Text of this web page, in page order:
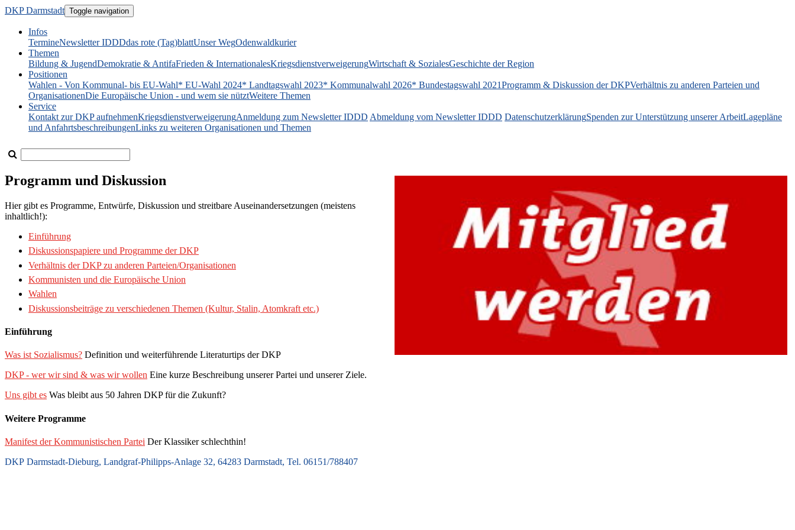
DKP Darmstadt Toggle navigation
Infos
TermineNewsletter IDDDdas rote (Tag)blattUnser WegOdenwaldkurier
Themen
Bildung & JugendDemokratie & AntifaFrieden & InternationalesKriegsdienstverweigerungWirtschaft & SozialesGeschichte der Region
Positionen
Wahlen - Von Kommunal- bis EU-Wahl* EU-Wahl 2024* Landtagswahl 2023* Kommunalwahl 2026* Bundestagswahl 2021Programm & Diskussion der DKPVerhältnis zu anderen Parteien und
OrganisationenDie Europäische Union - und wem sie nütztWeitere Themen
Service
Kontakt zur DKP aufnehmenKriegsdienstverweigerungAnmeldung zum Newsletter IDDD Abmeldung vom Newsletter IDDD DatenschutzerklärungSpenden zur Unterstützung unserer ArbeitLagepläne
und AnfahrtsbeschreibungenLinks zu weiteren Organisationen und Themen
Programm und Diskussion
Hier gibt es Programme, Entwürfe, Diskussion und streitbare Auseinandersetzungen (meistens
inhaltlich!):
Einführung
Diskussionspapiere und Programme der DKP
Verhältnis der DKP zu anderen Parteien/Organisationen
Kommunisten und die Europäische Union
Wahlen
Diskussionsbeiträge zu verschiedenen Themen (Kultur, Stalin, Atomkraft etc.)
Einführung
Was ist Sozialismus? Definition und weiterführende Literaturtips der DKP
DKP - wer wir sind & was wir wollen Eine kurze Beschreibung unserer Partei und unserer Ziele.
Uns gibt es Was bleibt aus 50 Jahren DKP für die Zukunft?
Weitere Programme
Manifest der Kommunistischen Partei Der Klassiker schlechthin!
DKP Darmstadt-Dieburg, Landgraf-Philipps-Anlage 32, 64283 Darmstadt, Tel. 06151/788407